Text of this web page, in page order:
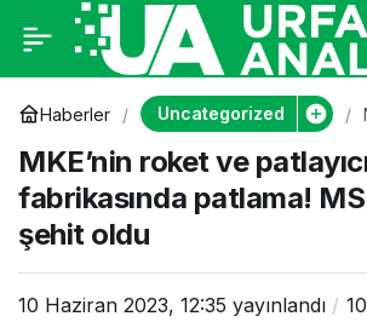
Haberler Uncategorized
MKE’nin roket ve
fabrikasında patlama!
şehit oldu
10 Haziran 2023, 12:35 yayınlandı
MKE’nin roket ve
patlayıcı madde
fabrikasında patlama!
MSB: 5 işçimiz şehit
oldu